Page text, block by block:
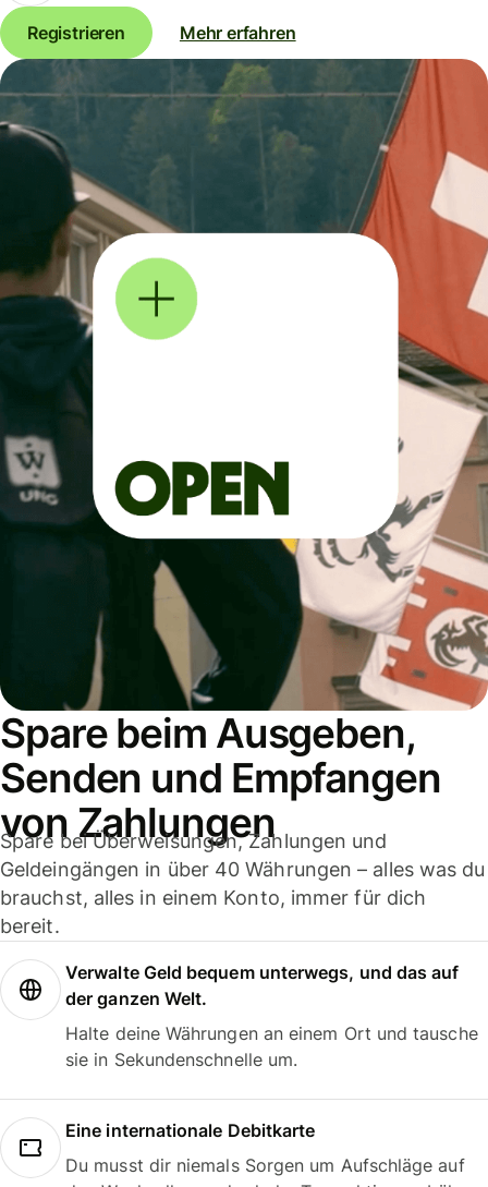
Registrieren Mehr erfahren
Spare beim Ausgeben,
Senden und Empfangen
von Zahlungen
Spare bei Überweisungen, Zahlungen und
Geldeingängen in über 40 Währungen – alles was du
brauchst, alles in einem Konto, immer für dich
bereit.
Verwalte Geld bequem unterwegs, und das auf
der ganzen Welt.
Halte deine Währungen an einem Ort und tausche
sie in Sekundenschnelle um.
Eine internationale Debitkarte
Du musst dir niemals Sorgen um Aufschläge auf